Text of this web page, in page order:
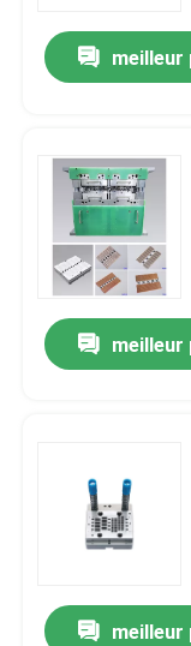
meilleur
meilleur
meilleur